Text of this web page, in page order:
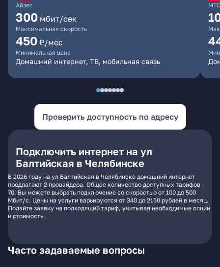
Айзет
300 мбит/сек
Максимальная скорость
450 ₽/мес
Минимальная цена
Домашний интернет, ТВ, мобильная связь
МТС
Проверить доступность по адресу
Подключить интернет на ул
Балтийская в Челябинске
В 2026 году на ул Балтийская в Челябинске домашний интернет
предлагают 2 провайдера. Общее количество доступных тарифов -
70. Вы можете выбрать подключение со скоростью от 100 до 500
Мбит/с. Цены на услуги варьируются от 340 до 2150 рублей в месяц.
Подайте заявку на подходящий тариф, учитывая необходимые опции
и стоимость.
Часто задаваемые вопросы